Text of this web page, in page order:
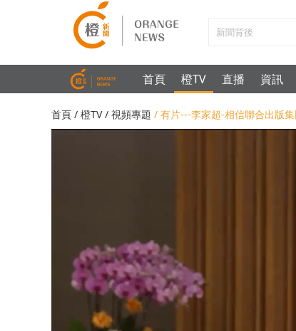
首頁 橙TV 直播 資訊
首頁 / 橙TV/ 視頻專題 / 有片---李家超-相信聯合出版